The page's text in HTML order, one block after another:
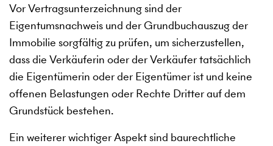
Vor Vertragsunterzeichnung sind der
Eigentumsnachweis und der Grundbuchauszug der
Immobilie sorgfältig zu prüfen, um sicherzustellen,
dass die Verkäuferin oder der Verkäufer tatsächlich
die Eigentümerin oder der Eigentümer ist und keine
offenen Belastungen oder Rechte Dritter auf dem
Grundstück bestehen.
Ein weiterer wichtiger Aspekt sind baurechtliche